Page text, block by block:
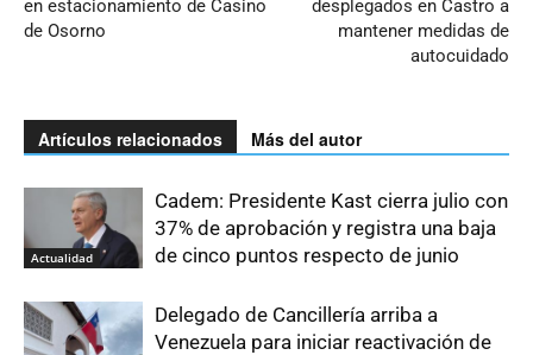
en estacionamiento de Casino
de Osorno
desplegados en Castro a
mantener medidas de
autocuidado
Artículos relacionados Más del autor
Actualidad
Cadem: Presidente Kast cierra julio con
37% de aprobación y registra una baja
de cinco puntos respecto de junio
Delegado de Cancillería arriba a
Venezuela para iniciar reactivación de